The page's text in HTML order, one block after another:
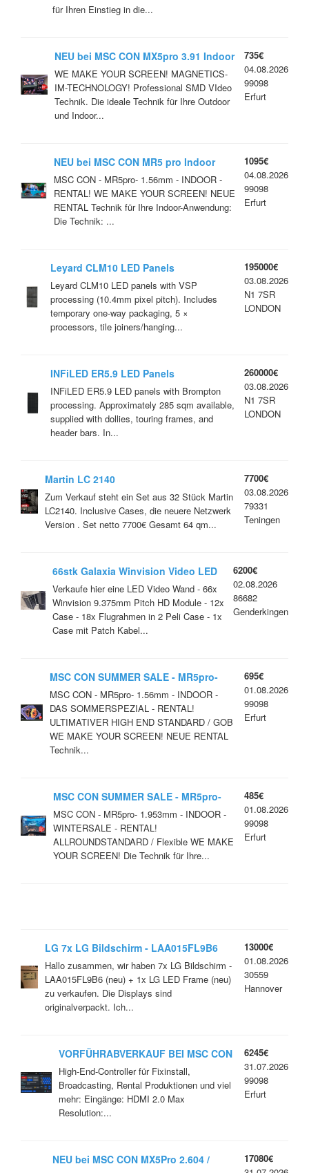
für Ihren Einstieg in die...
NEU bei MSC CON MX5pro 3.91 Indoor
/ Outdoor Höchste Qualität / Innovativ-
Flexible
WE MAKE YOUR SCREEN! MAGNETICS-
IM-TECHNOLOGY! Professional SMD VIdeo
Technik. Die ideale Technik für Ihre Outdoor
und Indoor...
735€
04.08.2026
99098
Erfurt
NEU bei MSC CON MR5 pro Indoor
1.56mm High End Rental Technology
MSC CON - MR5pro- 1.56mm - INDOOR -
RENTAL! WE MAKE YOUR SCREEN! NEUE
RENTAL Technik für Ihre Indoor-Anwendung:
Die Technik: ...
1095€
04.08.2026
99098
Erfurt
Leyard CLM10 LED Panels
Leyard CLM10 LED panels with VSP
processing (10.4mm pixel pitch). Includes
temporary one-way packaging, 5 ×
processors, tile joiners/hanging...
195000€
03.08.2026
N1 7SR
LONDON
INFiLED ER5.9 LED Panels
INFiLED ER5.9 LED panels with Brompton
processing. Approximately 285 sqm available,
supplied with dollies, touring frames, and
header bars. In...
260000€
03.08.2026
N1 7SR
LONDON
Martin LC 2140
Zum Verkauf steht ein Set aus 32 Stück Martin
LC2140. Inclusive Cases, die neuere Netzwerk
Version . Set netto 7700€ Gesamt 64 qm...
7700€
03.08.2026
79331
Teningen
66stk Galaxia Winvision Video LED
Wand Wall Module mit Zubehör 2x
Controller Fly Bars Galaxia Winvison
9.375mm HD
Verkaufe hier eine LED Video Wand - 66x
Winvision 9.375mm Pitch HD Module - 12x
Case - 18x Flugrahmen in 2 Peli Case - 1x
Case mit Patch Kabel...
6200€
02.08.2026
86682
Genderkingen
MSC CON SUMMER SALE - MR5pro-
1.56mm - INDOOR -
MSC CON - MR5pro- 1.56mm - INDOOR -
DAS SOMMERSPEZIAL - RENTAL!
ULTIMATIVER HIGH END STANDARD / GOB
WE MAKE YOUR SCREEN! NEUE RENTAL
Technik...
695€
01.08.2026
99098
Erfurt
MSC CON SUMMER SALE - MR5pro-
1.953mm - INDOOR -
MSC CON - MR5pro- 1.953mm - INDOOR -
WINTERSALE - RENTAL!
ALLROUNDSTANDARD / Flexible WE MAKE
YOUR SCREEN! Die Technik für Ihre...
485€
01.08.2026
99098
Erfurt
LG 7x LG Bildschirm - LAA015FL9B6
(neu) + 1x LG LED Frame (neu)
Hallo zusammen, wir haben 7x LG Bildschirm -
LAA015FL9B6 (neu) + 1x LG LED Frame (neu)
zu verkaufen. Die Displays sind
originalverpackt. Ich...
13000€
01.08.2026
30559
Hannover
VORFÜHRABVERKAUF BEI MSC CON
NOVASTAR MX40pro/ COEX
High-End-Controller für Fixinstall,
Broadcasting, Rental Produktionen und viel
mehr: Eingänge: HDMI 2.0 Max
Resolution:...
6245€
31.07.2026
99098
Erfurt
NEU bei MSC CON MX5Pro 2.604 /
17080€